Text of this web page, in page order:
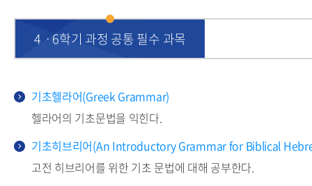
4ㆍ6학기 과정 공통 필수 과목
기초헬라어(Greek Grammar)
헬라어의 기초문법을 익힌다.
기초히브리어(An Introductory Grammar for Biblical
고전 히브리어를 위한 기초 문법에 대해 공부한다.